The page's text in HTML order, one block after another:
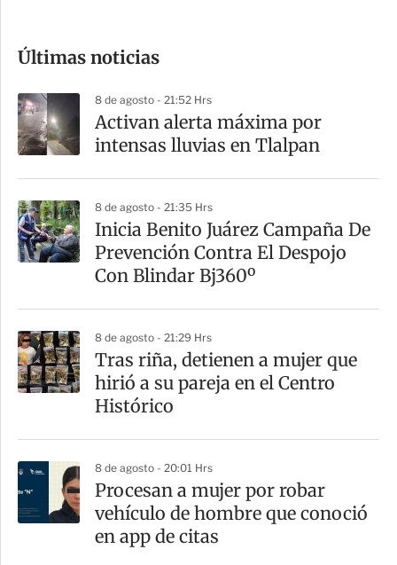
m
a
r
t
i
r
Últimas noticias
8 de agosto - 21:52 Hrs
Activan alerta máxima por
intensas lluvias en Tlalpan
8 de agosto - 21:35 Hrs
Inicia Benito Juárez Campaña De
Prevención Contra El Despojo
Con Blindar Bj360º
8 de agosto - 21:29 Hrs
Tras riña, detienen a mujer que
hirió a su pareja en el Centro
Histórico
8 de agosto - 20:01 Hrs
Procesan a mujer por robar
vehículo de hombre que conoció
en app de citas